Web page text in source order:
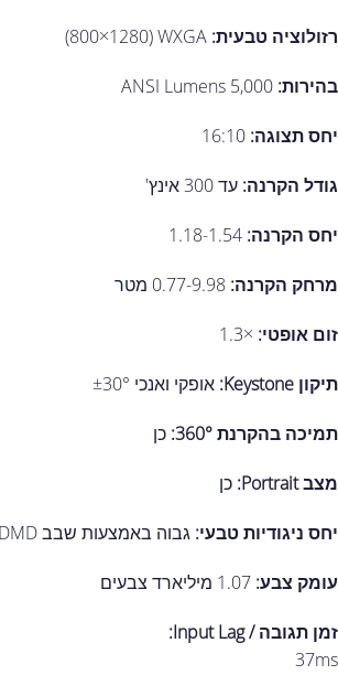
רזולוציה טבעית:
בהירות:
יחס תצוגה:
גודל הקרנה: עד 300 אינץ'
יחס הקרנה:
מרחק הקרנה:
זום אופטי: ×1.3
תיקון Keystone: אופקי ואנכי ±30°
תמיכה בהקרנת 360°: כן
מצב Portrait: כן
יחס ניגודיות טבעי: גבוה באמצעות שבב Texas Instruments 0.65" DMD
עומק צבע:
זמן תגובה / Input Lag:
37ms